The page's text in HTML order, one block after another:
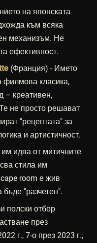
на японската
към всяка
механизъм. Не
ефективност.
(Франция) - Името
филмова класика,
– креативен,
не просто решават
"рецептата" за
и артистичност.
идва от митичните
стила им
room е жив
"разчетен".
полски отбор
през
г., 7-о през 2023 г.,